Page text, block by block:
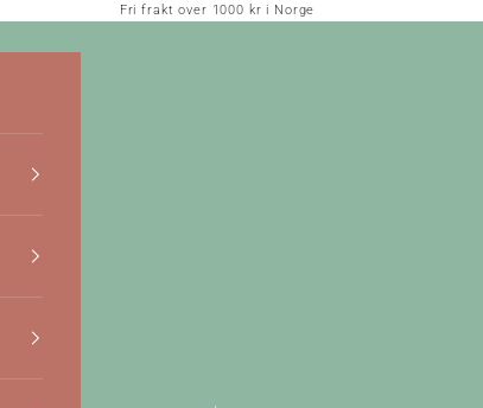
Fri frakt over 1000 kr i Norge